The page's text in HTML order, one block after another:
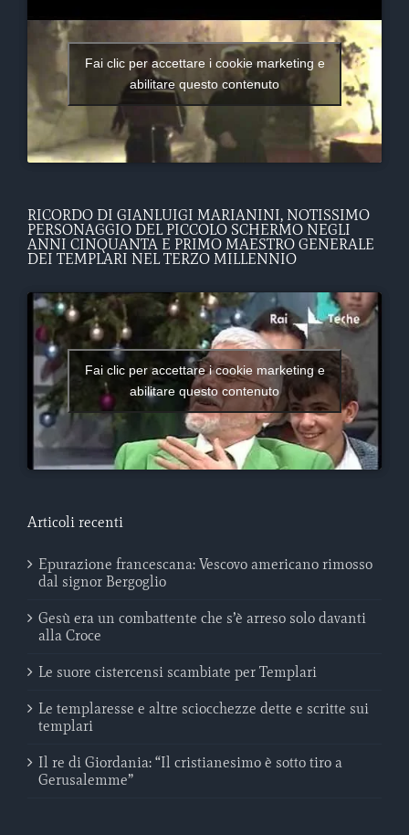
Fai clic per accettare i cookie marketing e
abilitare questo contenuto
RICORDO DI GIANLUIGI MARIANINI, NOTISSIMO
PERSONAGGIO DEL PICCOLO SCHERMO NEGLI
ANNI CINQUANTA E PRIMO MAESTRO GENERALE
DEI TEMPLARI NEL TERZO MILLENNIO
Fai clic per accettare i cookie marketing e
abilitare questo contenuto
Articoli recenti
Epurazione francescana: Vescovo americano rimosso
dal signor Bergoglio
Gesù era un combattente che s’è arreso solo davanti
alla Croce
Le suore cistercensi scambiate per Templari
Le templaresse e altre sciocchezze dette e scritte sui
templari
Il re di Giordania: “Il cristianesimo è sotto tiro a
Gerusalemme”